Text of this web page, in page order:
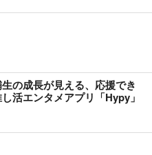
の成長が見える、応援でき
活エンタメアプリ「Hypy」